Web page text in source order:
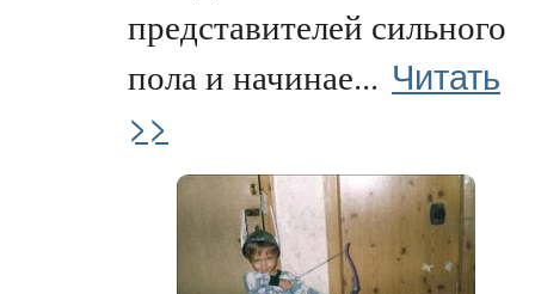
представителей сильного
пола и начинае... Читать
>>